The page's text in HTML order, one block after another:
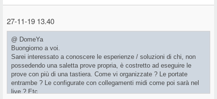
27-11-19 13.40
@ DomeYa
Buongiorno a voi.
Sarei interessato a conoscere le esperienze / soluzioni di chi, non
possedendo una saletta prove propria, è costretto ad eseguire le
prove con più di una tastiera. Come vi organizzate ? Le portate
entrambe ? Le configurate con collegamenti midi come poi sarà nel
live ? Etc.